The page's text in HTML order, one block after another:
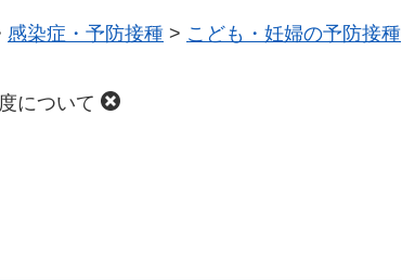
感染症・予防接種 > こども・妊婦の予防接種
について